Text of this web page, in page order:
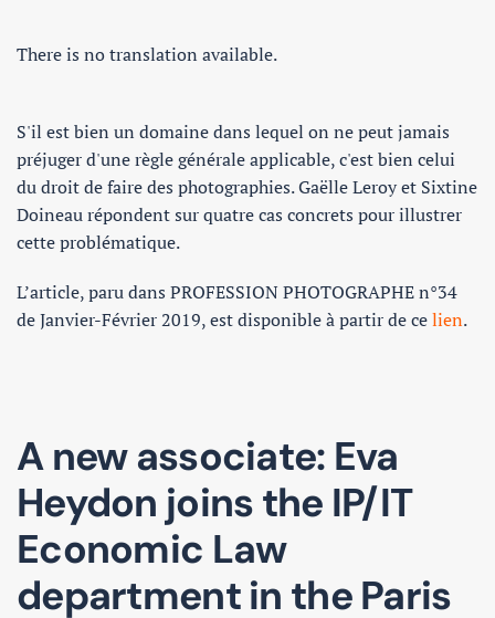
There is no translation available.
S'il est bien un domaine dans lequel on ne peut jamais
préjuger d'une règle générale applicable, c'est bien celui
du droit de faire des photographies. Gaëlle Leroy et Sixtine
Doineau répondent sur quatre cas concrets pour illustrer
cette problématique.
L’article, paru dans PROFESSION PHOTOGRAPHE n°34
de Janvier-Février 2019, est disponible à partir de celien.
A new associate: Eva
Heydon joins the IP/IT
Economic Law
department in the Paris